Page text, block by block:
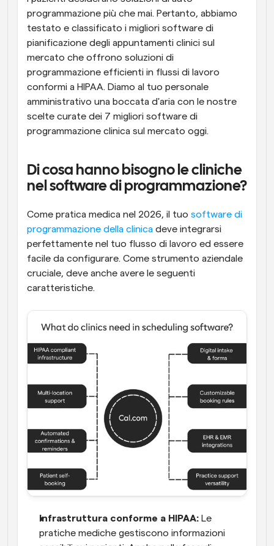
programmazione più che mai. Pertanto, abbiamo
testato e classificato i migliori software di
pianificazione degli appuntamenti clinici sul
mercato che offrono soluzioni di
programmazione efficienti in flussi di lavoro
conformi a HIPAA. Diamo al tuo personale
amministrativo una boccata d'aria con le nostre
scelte curate dei 7 migliori software di
programmazione clinica sul mercato oggi.
Di cosa hanno bisogno le cliniche
nel software di programmazione?
Come pratica medica nel 2026, il tuo software di
programmazione della clinica deve integrarsi
perfettamente nel tuo flusso di lavoro ed essere
facile da configurare. Come strumento aziendale
cruciale, deve anche avere le seguenti
caratteristiche.
Infrastruttura conforme a HIPAA: Le
pratiche mediche gestiscono informazioni